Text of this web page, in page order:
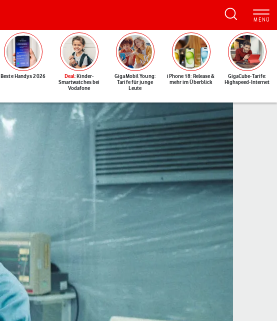
Beste Handys 2026 Deal: Kinder-
Smartwatches bei
Vodafone
GigaMobil Young:
Tarife für junge
Leute
iPhone 18: Release &
mehr im Überblick
GigaCube-Tarife:
Highspeed-Internet